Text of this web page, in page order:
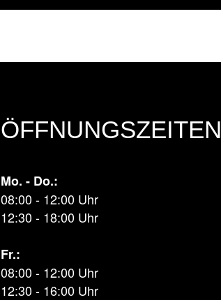
ÖFFNUNGSZEITEN
Mo. - Do.:
08:00 - 12:00 Uhr
12:30 - 18:00 Uhr
Fr.:
08:00 - 12:00 Uhr
12:30 - 16:00 Uhr